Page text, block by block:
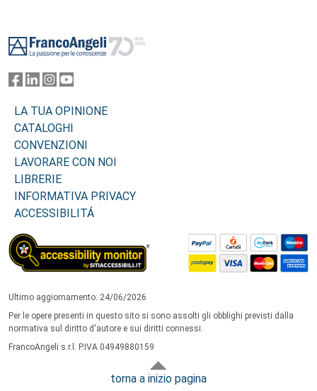
LA TUA OPINIONE
CATALOGHI
CONVENZIONI
LAVORARE CON NOI
LIBRERIE
INFORMATIVA PRIVACY
ACCESSIBILITÁ
Ultimo aggiornamento: 24/06/2026
Per le opere presenti in questo sito si sono assolti gli obblighi previsti dalla
normativa sul diritto d'autore e sui diritti connessi.
FrancoAngeli s.r.l. P.IVA 04949880159
torna a inizio pagina